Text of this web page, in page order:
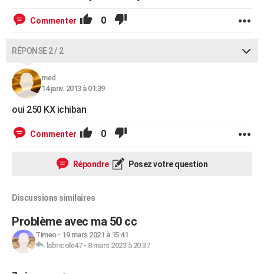
S'inscrire
Se connecter
Lycées
Collèges
Primaires
Universités
Entreprises
Service militaire
Avis de recherche
FORUM
Bricolage
Lifestyle
Culture
Sport
Auto
Television
Voyage
Cinema
Commenter 0
RÉPONSE 2 / 2
med
14 janv. 2013 à 01:39
oui 250 KX ichiban
Commenter 0
Répondre Posez votre question
Discussions similaires
Problème avec ma 50 cc
Timeo- 19 mars 2021 à 15:41
labricole47- 8 mars 2023 à 20:37